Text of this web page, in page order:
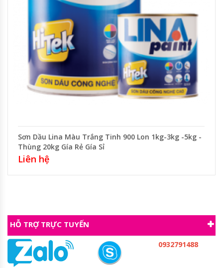
Sơn Dầu Lina Màu Trắng Tinh 900 Lon 1kg-3kg -5kg -
Thùng 20kg Gía Rẻ Gía Sỉ
Liên hệ
HỖ TRỢ TRỰC TUYẾN
0932791488